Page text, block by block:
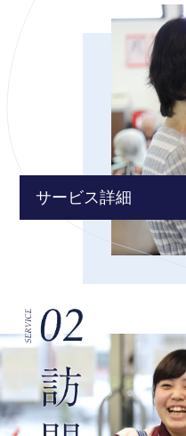
サービス詳細
居宅介護支援